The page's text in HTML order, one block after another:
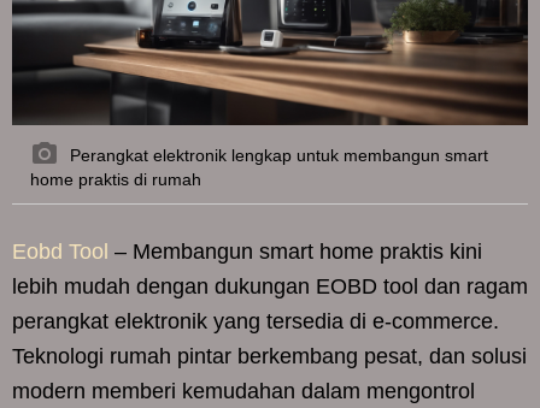
Perangkat elektronik lengkap untuk membangun smart
home praktis di rumah
Eobd Tool – Membangun smart home praktis kini
lebih mudah dengan dukungan EOBD tool dan ragam
perangkat elektronik yang tersedia di e-commerce.
Teknologi rumah pintar berkembang pesat, dan solusi
modern memberi kemudahan dalam mengontrol